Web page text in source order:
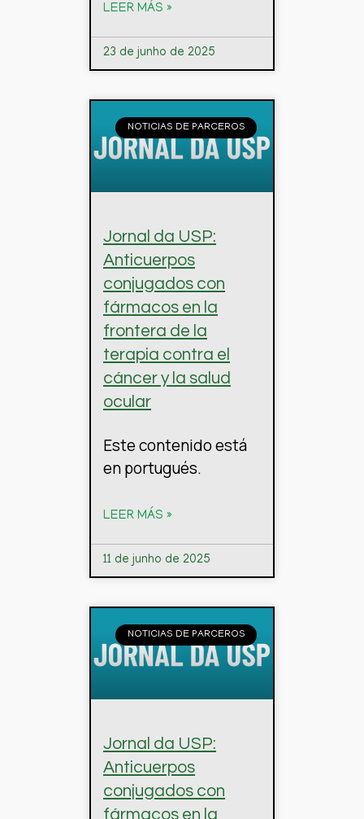
LEER MÁS »
23 de junho de 2025
NOTICIAS DE PARCEROS
Jornal da USP:
Anticuerpos
conjugados con
fármacos en la
frontera de la
terapia contra el
cáncer y la salud
ocular
Este contenido está
en portugués.
LEER MÁS »
11 de junho de 2025
NOTICIAS DE PARCEROS
Jornal da USP:
Anticuerpos
conjugados con
fármacos en la